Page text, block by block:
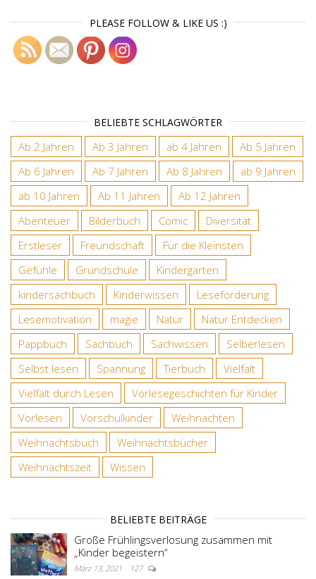
PLEASE FOLLOW & LIKE US :)
BELIEBTE SCHLAGWÖRTER
Ab 2 Jahren Ab 3 Jahren ab 4 Jahren
Ab 5 Jahren
Ab 6 Jahren
Ab 7 Jahren Ab 8 Jahren
ab 9 Jahren
ab 10 Jahren
Ab 11 Jahren
Ab 12 Jahren
Abenteuer
Bilderbuch Comic
Diversität
Erstleser
Freundschaft
Für die Kleinsten
Gefühle
Grundschule
Kindergarten
kindersachbuch
Kinderwissen
Leseförderung
Lesemotivation
magie Natur
Natur Entdecken
Pappbuch
Sachbuch Sachwissen
Selberlesen
Selbst lesen
Spannung Tierbuch
Vielfalt
Vielfalt durch Lesen
Vorlesegeschichten für Kinder
Vorlesen
Vorschulkinder
Weihnachten
Weihnachtsbuch
Weihnachtsbücher
Weihnachtszeit
Wissen
BELIEBTE BEITRÄGE
Große Frühlingsverlosung zusammen mit
„Kinder begeistern“
März 13, 2021 127